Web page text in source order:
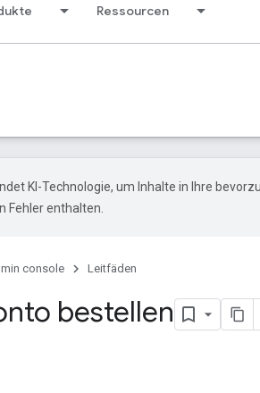
Ressourcen
KI-Technologie, um Inhalte in Ihre
Fehler enthalten.
console Leitfäden
bestellen